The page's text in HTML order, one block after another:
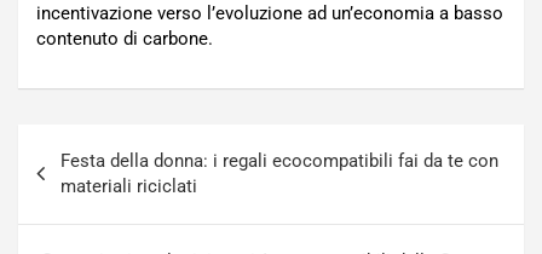
incentivazione verso l’evoluzione ad un’economia a basso
contenuto di carbone.
articoli
Festa della donna: i regali ecocompatibili fai da te con
materiali riciclati